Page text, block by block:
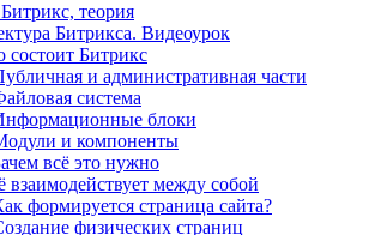
теория
Битрикса. Видеоурок
состоит Битрикс
и административная части
система
блоки
и компоненты
всё это нужно
взаимодействует между собой
формируется страница сайта?
физических страниц